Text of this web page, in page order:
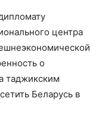
центра
о
таджикским
Беларусь в